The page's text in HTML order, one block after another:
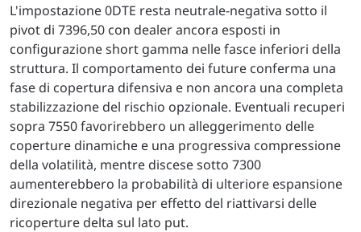
L'impostazione 0DTE resta neutrale-negativa sotto il
pivot di 7396,50 con dealer ancora esposti in
configurazione short gamma nelle fasce inferiori della
struttura. Il comportamento dei future conferma una
fase di copertura difensiva e non ancora una completa
stabilizzazione del rischio opzionale. Eventuali recuperi
sopra 7550 favorirebbero un alleggerimento delle
coperture dinamiche e una progressiva compressione
della volatilità, mentre discese sotto 7300
aumenterebbero la probabilità di ulteriore espansione
direzionale negativa per effetto del riattivarsi delle
ricoperture delta sul lato put.